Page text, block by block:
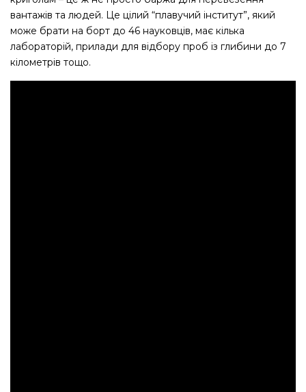
вантажів та людей. Це цілий “плавучий інститут”, який
може брати на борт до 46 науковців, має кілька
лабораторій, прилади для відбору проб із глибини до 7
кілометрів тощо.